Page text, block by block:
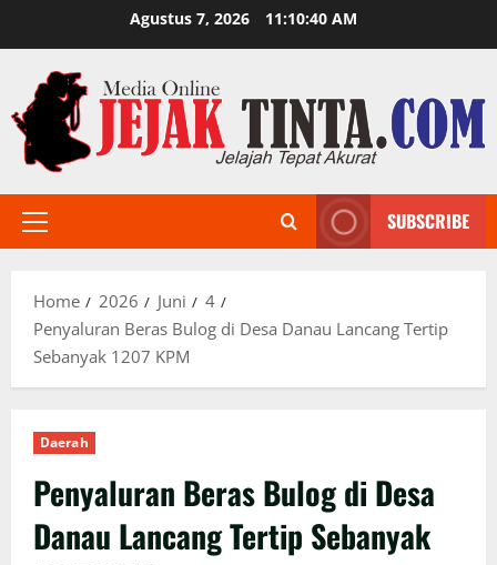
to
content
Agustus 7, 2026 11:10:42 AM
Primary
SUBSCRIBE
Home 2026 Juni
4
Penyaluran Beras Bulog di Desa Danau Lancang Tertip
Sebanyak 1207 KPM
Daerah
Penyaluran Beras Bulog di Desa
Danau Lancang Tertip Sebanyak